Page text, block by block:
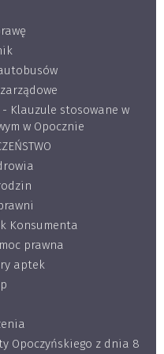
Klauzule stosowane w
w Opocznie
Konsumenta
prawna
aptek
Opoczyńskiego z dnia 8